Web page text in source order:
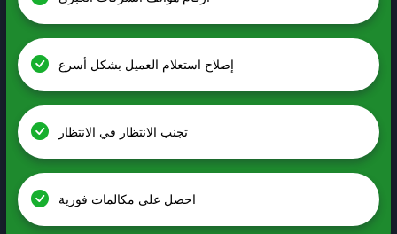
إصلاح استعلام العميل بشكل أسرع
تجنب الانتظار في الانتظار
احصل على مكالمات فورية